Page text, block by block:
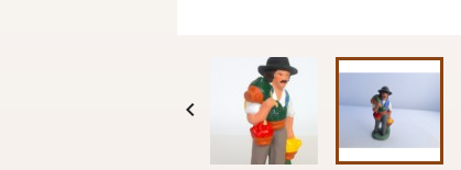
